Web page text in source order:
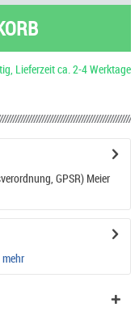
Lieferzeit ca. 2-4 Werktage
GPSR) Meier
mehr